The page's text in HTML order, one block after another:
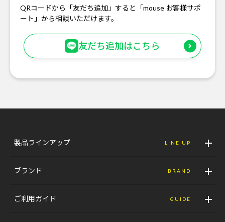
QRコードから「友だち追加」すると「mouse お客様サポ
ート」から相談いただけます。
友だち追加はこちら
製品ラインアップ LINE UP
ブランド BRAND
ご利用ガイド GUIDE